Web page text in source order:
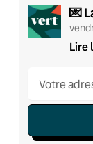
💌
Lire